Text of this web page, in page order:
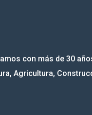
con más de 30
Agricultura,